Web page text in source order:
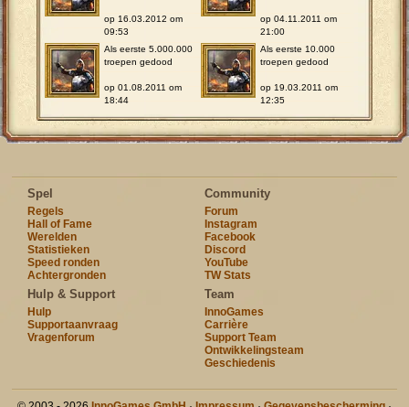
op 16.03.2012 om
09:53
op 04.11.2011 om
21:00
Als eerste 5.000.000
troepen gedood
op 01.08.2011 om
18:44
Als eerste 10.000
troepen gedood
op 19.03.2011 om
12:35
Spel
Regels
Hall of Fame
Werelden
Statistieken
Speed ronden
Achtergronden
Community
Forum
Instagram
Facebook
Discord
YouTube
TW Stats
Hulp & Support
Hulp
Supportaanvraag
Vragenforum
Team
InnoGames
Carrière
Support Team
Ontwikkelingsteam
Geschiedenis